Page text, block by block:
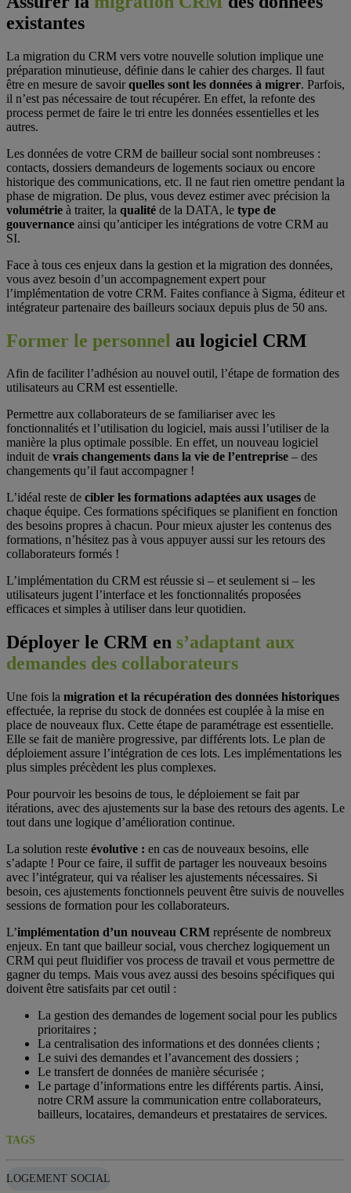
existantes
La migration du CRM vers votre nouvelle solution implique une
préparation minutieuse, définie dans le cahier des charges. Il faut
être en mesure de savoirquelles sont les données à migrer. Parfois,
il n’est pas nécessaire de tout récupérer. En effet, la refonte des
process permet de faire le tri entre les données essentielles et les
autres.
Les données de votre CRM de bailleur social sont nombreuses :
contacts, dossiers demandeurs de logements sociaux ou encore
historique des communications, etc. Il ne faut rien omettre pendant la
phase de migration. De plus, vous devez estimer avec précision la
volumétrie à traiter, la qualité de la DATA, le type de
gouvernance ainsi qu’anticiper les intégrations de votre CRM au
SI.
Face à tous ces enjeux dans la gestion et la migration des données,
vous avez besoin d’un accompagnement expert pour
l’implémentation de votre CRM. Faites confiance à Sigma, éditeur et
intégrateur partenaire des bailleurs sociaux depuis plus de 50 ans.
Former le personnel au logiciel CRM
Afin de faciliter l’adhésion au nouvel outil, l’étape de formation des
utilisateurs au CRM est essentielle.
Permettre aux collaborateurs de se familiariser avec les
fonctionnalités et l’utilisation du logiciel, mais aussi l’utiliser de la
manière la plus optimale possible. En effet, un nouveau logiciel
induit de vrais changements dans la vie de l’entreprise – des
changements qu’il faut accompagner !
L’idéal reste de cibler les formations adaptées aux usages de
chaque équipe. Ces formations spécifiques se planifient en fonction
des besoins propres à chacun. Pour mieux ajuster les contenus des
formations, n’hésitez pas à vous appuyer aussi sur les retours des
collaborateurs formés !
L’implémentation du CRM est réussie si – et seulement si – les
utilisateurs jugent l’interface et les fonctionnalités proposées
efficaces et simples à utiliser dans leur quotidien.
Déployer le CRM en s’adaptant aux
demandes des collaborateurs
Une fois la migration et la récupération des données historiques
effectuée, la reprise du stock de données est couplée à la mise en
place de nouveaux flux. Cette étape de paramétrage est essentielle.
Elle se fait de manière progressive, par différents lots. Le plan de
déploiement assure l’intégration de ces lots. Les implémentations les
plus simples précèdent les plus complexes.
Pour pourvoir les besoins de tous, le déploiement se fait par
itérations, avec des ajustements sur la base des retours des agents. Le
tout dans une logique d’amélioration continue.
La solution reste évolutive : en cas de nouveaux besoins, elle
s’adapte ! Pour ce faire, il suffit de partager les nouveaux besoins
avec l’intégrateur, qui va réaliser les ajustements nécessaires. Si
besoin, ces ajustements fonctionnels peuvent être suivis de nouvelles
sessions de formation pour les collaborateurs.
L’implémentation d’un nouveau CRM représente de nombreux
enjeux. En tant que bailleur social, vous cherchez logiquement un
CRM qui peut fluidifier vos process de travail et vous permettre de
gagner du temps. Mais vous avez aussi des besoins spécifiques qui
doivent être satisfaits par cet outil :
La gestion des demandes de logement social pour les publics
prioritaires ;
La centralisation des informations et des données clients ;
Le suivi des demandes et l’avancement des dossiers ;
Le transfert de données de manière sécurisée ;
Le partage d’informations entre les différents partis. Ainsi,
notre CRM assure la communication entre collaborateurs,
bailleurs, locataires, demandeurs et prestataires de services.
TAGS
LOGEMENT SOCIAL